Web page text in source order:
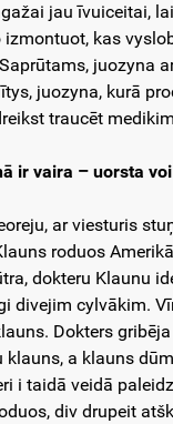
jau īvuiceitai,
kas
juozyna
juozyna, kurā
traucēt
ir vaira – uorsta
ar viesturis
roduos
dokteru Klaunu
divejim cylvākim.
Dokters
klauns, a klauns
i taidā veidā
div drupeit